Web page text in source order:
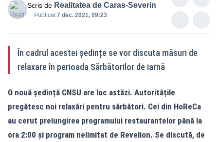
Scris de Realitatea de Caras-Severin
Publicat:7 dec. 2021, 09:23
În cadrul acestei ședințe se vor discuta măsuri de
relaxare în perioada Sărbătorilor de iarnă
O nouă ședință CNSU are loc astăzi. Autoritățile
pregătesc noi relaxări pentru sărbători. Cei din HoReCa
au cerut prelungirea programului restaurantelor până la
ora 2:00 și program nelimitat de Revelion. Se discută, de